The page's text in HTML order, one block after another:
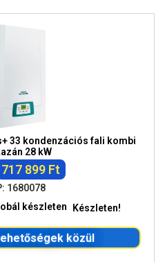
33 kondenzációs fali kombi
28 kW
717 899 Ft
1680078
Készleten!
közül